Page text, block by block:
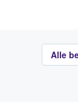
Alle